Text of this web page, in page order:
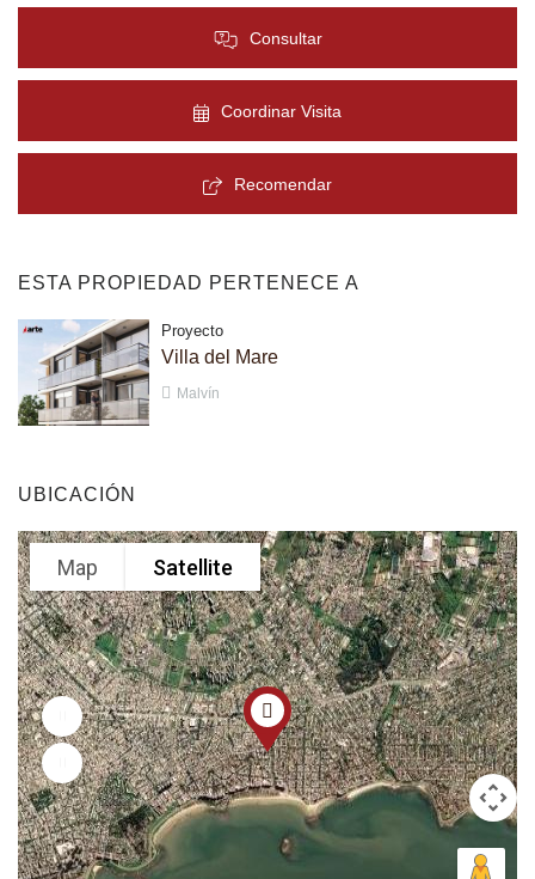
Consultar
Coordinar Visita
Recomendar
ESTA PROPIEDAD PERTENECE A
Proyecto
Villa del Mare
Malvín
UBICACIÓN
Map Satellite